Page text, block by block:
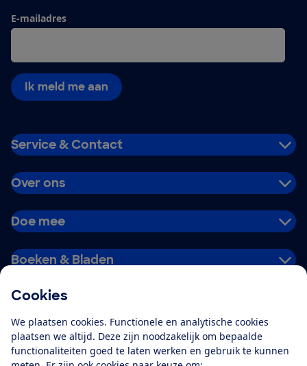
Cookies
We plaatsen cookies. Functionele en analytische cookies
plaatsen we altijd. Deze zijn noodzakelijk om bepaalde
functionaliteiten goed te laten werken en gebruik te kunnen
E-mailadres
Ik meld me aan
Service & Contact
Over ons
Doe mee
Boeken & Bladen